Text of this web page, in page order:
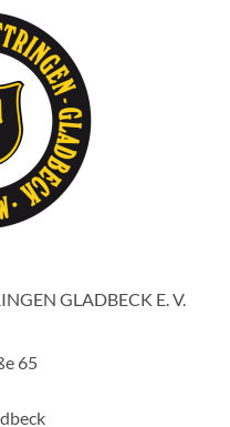
GLADBECK E. V.
65